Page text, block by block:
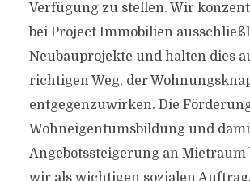
Verfügung zu stellen. Wir
bei Project Immobilien
Neubauprojekte und halten dies
richtigen Weg, der
entgegenzuwirken. Die
Wohneigentumsbildung und
Angebotssteigerung an Mietraum
wir als wichtigen sozialen